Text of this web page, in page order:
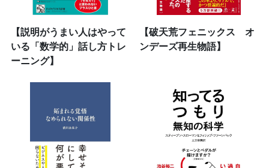
【説明がうまい人はやって
いる「数学的」話し方トレ
ーニング】
【破天荒フェニックス オ
ンデーズ再生物語】